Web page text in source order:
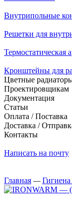
Внутрипольные
Решетки для
Термостатическая
Кронштейны для
Цветные
Проектировщикам
Документация
Статьи
Оплата / Поставка
Доставка /
Контакты
Написать на почту
Главная —